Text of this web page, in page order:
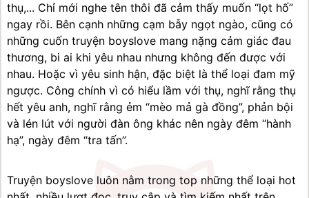
thụ,... Chỉ mới nghe tên thôi đã cảm thấy muốn “lọt hố”
ngay rồi. Bên cạnh những cạm bẫy ngọt ngào, cũng có
những cuốn truyện boyslove mang nặng cảm giác đau
thương, bi ai khi yêu nhau nhưng không đến được với
nhau. Hoặc vì yêu sinh hận, đặc biệt là thể loại đam mỹ
ngược. Công chính vì có hiểu lầm với thụ, nghĩ rằng thụ
hết yêu anh, nghĩ rằng ẻm “mèo mả gà đồng”, phản bội
và lén lút với người đàn ông khác nên ngày đêm “hành
hạ”, ngày đêm “tra tấn”.
Truyện boyslove luôn nằm trong top những thể loại hot